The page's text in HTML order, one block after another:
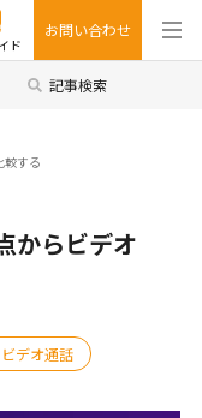
ド
お問い合わせ
記事検索
較する
からビデオ
ビデオ通話